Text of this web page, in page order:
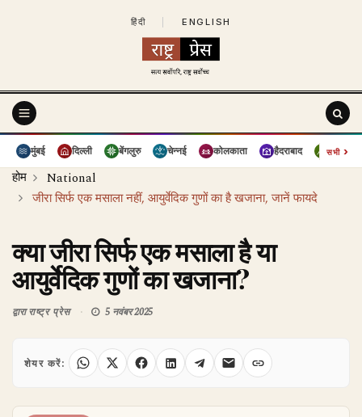
हिंदी ENGLISH
मुंबई दिल्ली बेंगलुरु चेन्नई कोलकाता हैदराबाद पुणे
सभी›
होम
National
जीरा सिर्फ एक मसाला नहीं, आयुर्वेदिक गुणों का है खजाना, जानें फायदे
क्या जीरा सिर्फ एक मसाला है या
आयुर्वेदिक गुणों का खजाना?
द्वाराराष्ट्र प्रेस 5 नवंबर 2025
शेयर करें: